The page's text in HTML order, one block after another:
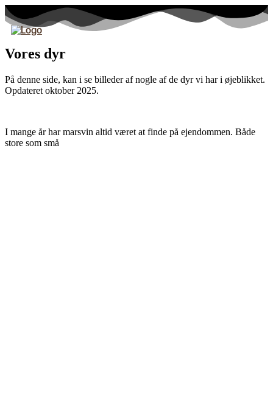
Vores dyr
På denne side, kan i se billeder af nogle af de dyr vi har i øjeblikket.
Opdateret oktober 2025.
I mange år har marsvin altid været at finde på ejendommen. Både
store som små